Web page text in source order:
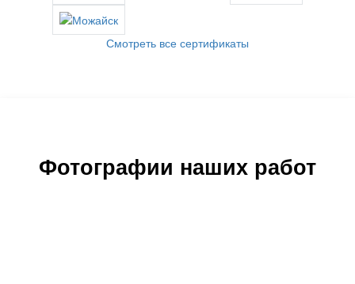
Смотреть все сертификаты
Фотографии наших работ